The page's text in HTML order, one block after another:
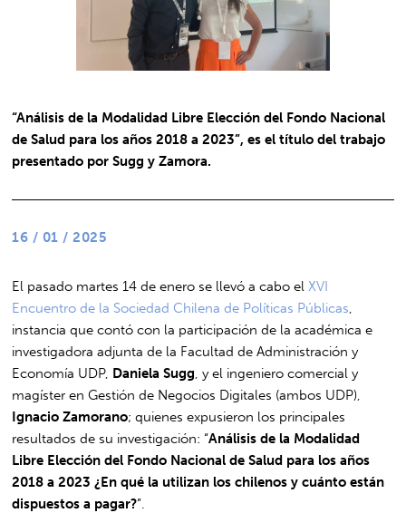
“Análisis de la Modalidad Libre Elección del Fondo Nacional
de Salud para los años 2018 a 2023”, es el título del trabajo
presentado por Sugg y Zamora.
16 / 01 / 2025
El pasado martes 14 de enero se llevó a cabo el XVI
Encuentro de la Sociedad Chilena de Políticas Públicas
instancia que contó con la participación de la académica e
investigadora adjunta de la Facultad de Administración y
Economía UDP, Daniela Sugg , y el ingeniero comercial y
magíster en Gestión de Negocios Digitales (ambos UDP),
Ignacio Zamorano; quienes expusieron los principales
resultados de su investigación: “Análisis de la Modalidad
Libre Elección del Fondo Nacional de Salud para los años
2018 a 2023 ¿En qué la utilizan los chilenos y cuánto están
dispuestos a pagar?”.